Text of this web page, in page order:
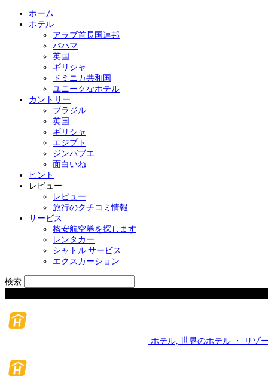
ホーム
ホテル
アラブ首長国連邦
バハマ
英国
ギリシャ
ドミニカ共和国
ユニークなホテル
カントリー
ブラジル
英国
ギリシャ
エジプト
ジンバブエ
面白いね
ヒント
レビュー
レビュー
旅行のクチコミ情報
サービス
格安航空券を探します
レンタカー
シャトル サービス
エクスカーション
検索
ホテル, 世界のホテル ・ リゾ